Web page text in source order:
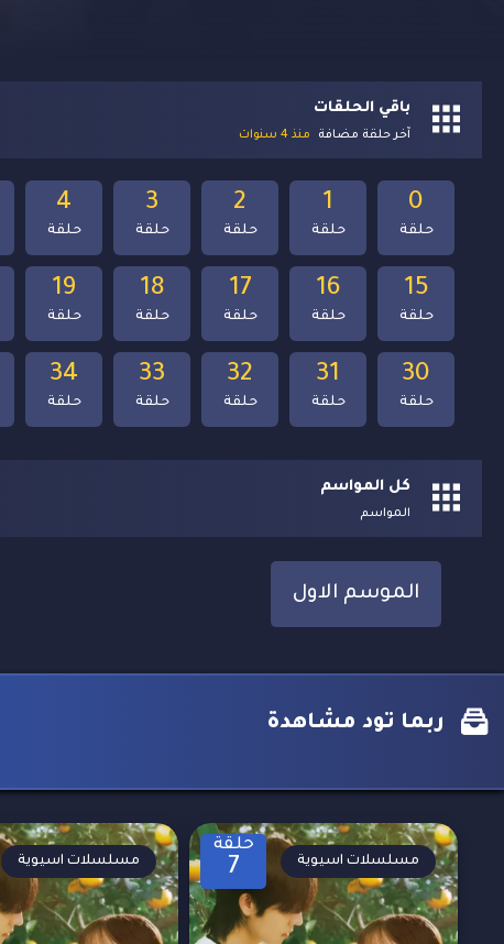
باقي الحلقات
آخر حلقة مضافة منذ 4 سنوات
34
حلقة
33
حلقة
32
حلقة
31
حلقة
30
حلقة
19
حلقة
18
حلقة
17
حلقة
16
حلقة
15
حلقة
4
حلقة
3
حلقة
2
حلقة
1
حلقة
0
حلقة
كل المواسم
المواسم
الموسم الاول
ربما تود مشاهدة
حلقة
7 مسلسلات اسيوية مسلسلات اسيوية